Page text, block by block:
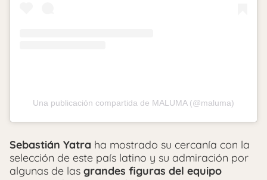
Una publicación compartida de MALUMA (@maluma)
Sebastián Yatra ha mostrado su cercanía con la
selección de este país latino y su admiración por
algunas de las grandes figuras del equipo